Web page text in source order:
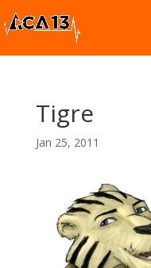
Tigre
Jan 25, 2011